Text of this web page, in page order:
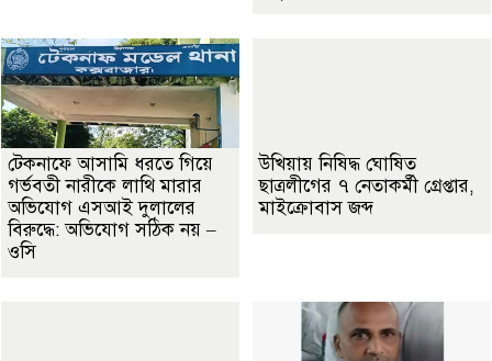
টেকনাফে আসামি ধরতে গিয়ে
গর্ভবতী নারীকে লাথি মারার
অভিযোগ এসআই দুলালের
বিরুদ্ধে: অভিযোগ সঠিক নয় –
ওসি
উখিয়ায় নিষিদ্ধ ঘোষিত
ছাত্রলীগের ৭ নেতাকর্মী গ্রেপ্তার,
মাইক্রোবাস জব্দ